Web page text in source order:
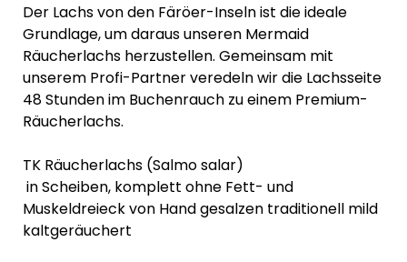
Der Lachs von den Färöer-Inseln ist die ideale
Grundlage, um daraus unseren Mermaid
Räucherlachs herzustellen. Gemeinsam mit
unserem Profi-Partner veredeln wir die Lachsseite
48 Stunden im Buchenrauch zu einem Premium-
Räucherlachs.
TK Räucherlachs (Salmo salar)
in Scheiben, komplett ohne Fett- und
Muskeldreieck von Hand gesalzen traditionell mild
kaltgeräuchert